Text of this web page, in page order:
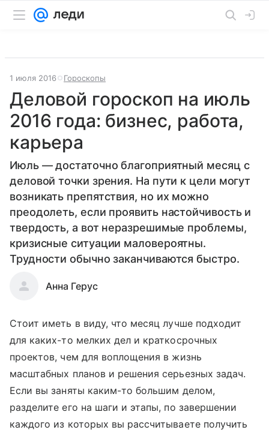
1 июля 2016 Гороскопы
Деловой гороскоп на июль
2016 года: бизнес, работа,
карьера
Июль — достаточно благоприятный месяц с
деловой точки зрения. На пути к цели могут
возникать препятствия, но их можно
преодолеть, если проявить настойчивость и
твердость, а вот неразрешимые проблемы,
кризисные ситуации маловероятны.
Трудности обычно заканчиваются быстро.
Анна Герус
Стоит иметь в виду, что месяц лучше подходит
для каких-то мелких дел и краткосрочных
проектов, чем для воплощения в жизнь
масштабных планов и решения серьезных задач.
Если вы заняты каким-то большим делом,
разделите его на шаги и этапы, по завершении
каждого из которых вы рассчитываете получить